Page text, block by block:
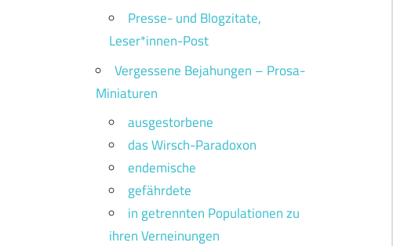
Presse- und Blogzitate,
Leser*innen-Post
Vergessene Bejahungen – Prosa-
Miniaturen
ausgestorbene
das Wirsch-Paradoxon
endemische
gefährdete
in getrennten Populationen zu
ihren Verneinungen